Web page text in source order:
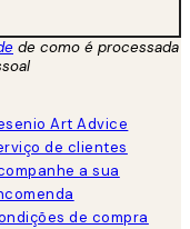
de como é processada
Art Advice
de clientes
a sua
de compra